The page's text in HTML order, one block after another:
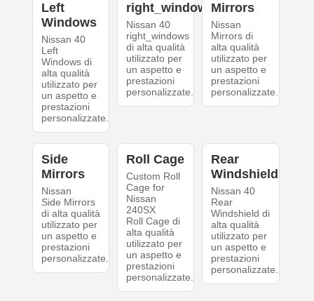
Left
Windows
Nissan 40
Left
Windows di
alta qualità
utilizzato per
un aspetto e
prestazioni
personalizzate.
right_windows
Nissan 40
right_windows
di alta qualità
utilizzato per
un aspetto e
prestazioni
personalizzate.
Mirrors
Nissan
Mirrors di
alta qualità
utilizzato per
un aspetto e
prestazioni
personalizzate.
Side
Mirrors
Nissan
Side Mirrors
di alta qualità
utilizzato per
un aspetto e
prestazioni
personalizzate.
Roll Cage
Custom Roll
Cage for
Nissan
240SX
Roll Cage di
alta qualità
utilizzato per
un aspetto e
prestazioni
personalizzate.
Rear
Windshield
Nissan 40
Rear
Windshield di
alta qualità
utilizzato per
un aspetto e
prestazioni
personalizzate.